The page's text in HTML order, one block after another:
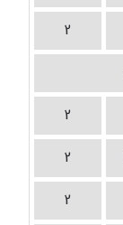
2
2
2
2